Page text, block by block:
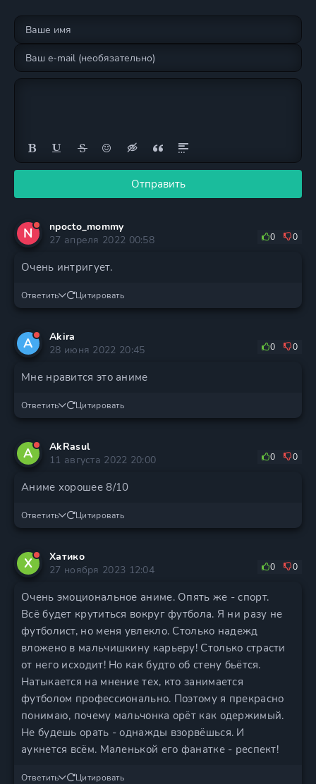
Отправить
N
npocto_mommy
27 апреля 2022 00:58
0 0
Очень интригует.
Ответить Цитировать
A
Akira
28 июня 2022 20:45
0 0
Мне нравится это аниме
Ответить Цитировать
A
AkRasul
11 августа 2022 20:00
0 0
Аниме хорошее 8/10
Ответить Цитировать
Х
Хатико
27 ноября 2023 12:04
0 0
Очень эмоциональное аниме. Опять же - спорт.
Всё будет крутиться вокруг футбола. Я ни разу не
футболист, но меня увлекло. Столько надежд
вложено в мальчишкину карьеру! Столько страсти
от него исходит! Но как будто об стену бьëтся.
Натыкается на мнение тех, кто занимается
футболом профессионально. Поэтому я прекрасно
понимаю, почему мальчонка орëт как одержимый.
Не будешь орать - однажды взорвëшься. И
аукнется всём. Маленькой его фанатке - респект!
Ответить Цитировать